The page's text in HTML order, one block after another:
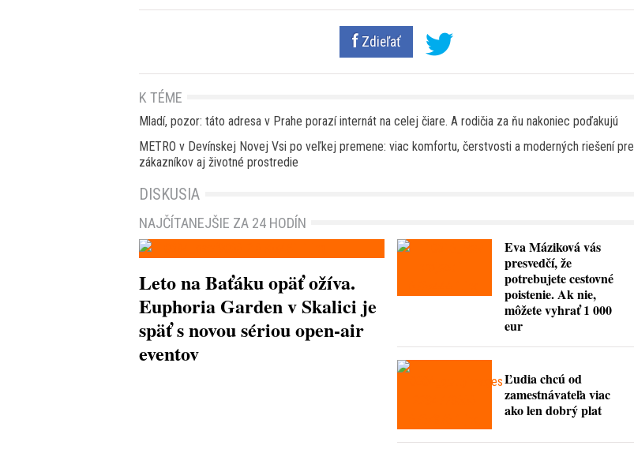
Zdieľať
K TÉME
Mladí, pozor: táto adresa v Prahe porazí internát na celej čiare. A rodičia za ňu nakoniec poďakujú
METRO v Devínskej Novej Vsi po veľkej premene: viac komfortu, čerstvosti a moderných riešení pre
zákazníkov aj životné prostredie
DISKUSIA
NAJČÍTANEJŠIE ZA 24 HODÍN
Leto na Baťáku opäť ožíva.
Euphoria Garden v Skalici je
späť s novou sériou open-air
eventov
Eva Máziková vás
presvedčí, že
potrebujete cestovné
poistenie. Ak nie,
môžete vyhrať 1 000
eur
Ľudia chcú od
zamestnávateľa viac
ako len dobrý plat